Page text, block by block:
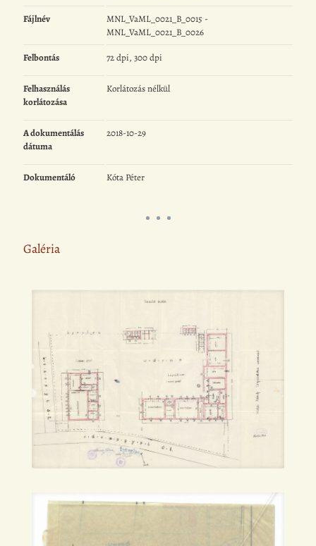
Fájlnév
MNL_VaML_0021_B_0015 -
MNL_VaML_0021_B_0026
Felbontás 72 dpi, 300 dpi
Felhasználás
korlátozása
Korlátozás nélkül
A dokumentálás
dátuma
2018-10-29
Dokumentáló Kóta Péter
Galéria